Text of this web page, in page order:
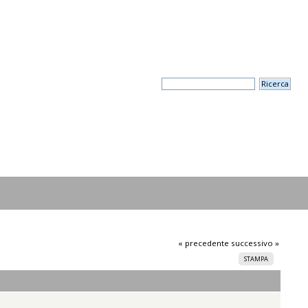
« precedente successivo »
STAMPA